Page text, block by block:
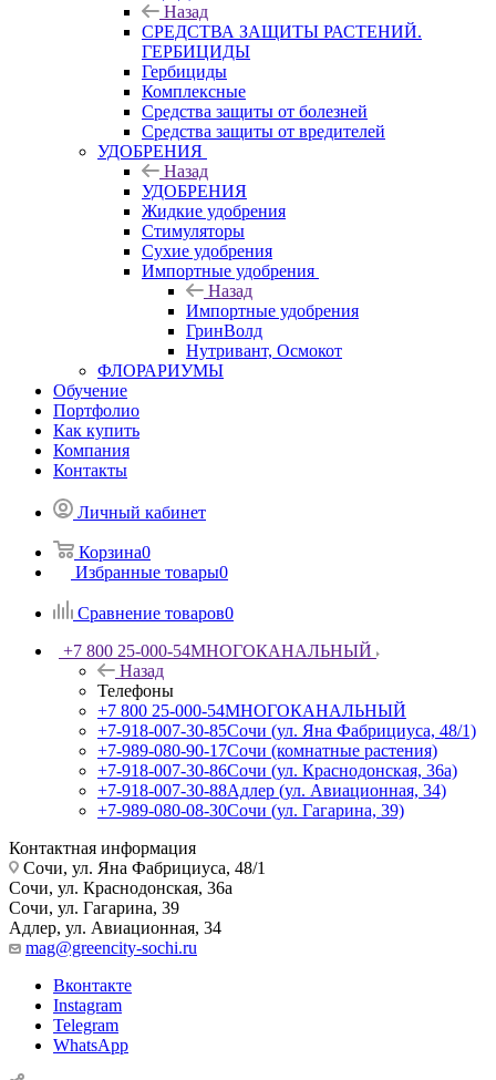
Назад
СРЕДСТВА ЗАЩИТЫ РАСТЕНИЙ.
ГЕРБИЦИДЫ
Гербициды
Комплексные
Средства защиты от болезней
Средства защиты от вредителей
УДОБРЕНИЯ
Назад
УДОБРЕНИЯ
Жидкие удобрения
Стимуляторы
Сухие удобрения
Импортные удобрения
Назад
Импортные удобрения
ГринВолд
Нутривант, Осмокот
ФЛОРАРИУМЫ
Обучение
Портфолио
Как купить
Компания
Контакты
Личный кабинет
Корзина0
Избранные товары0
Сравнение товаров0
+7 800 25-000-54МНОГОКАНАЛЬНЫЙ
Назад
Телефоны
+7 800 25-000-54МНОГОКАНАЛЬНЫЙ
+7-918-007-30-85Сочи (ул. Яна Фабрициуса, 48/1)
+7-989-080-90-17Сочи (комнатные растения)
+7-918-007-30-86Сочи (ул. Краснодонская, 36а)
+7-918-007-30-88Адлер (ул. Авиационная, 34)
+7-989-080-08-30Сочи (ул. Гагарина, 39)
Контактная информация
Сочи, ул. Яна Фабрициуса, 48/1
Сочи, ул. Краснодонская, 36а
Сочи, ул. Гагарина, 39
Адлер, ул. Авиационная, 34
mag@greencity-sochi.ru
Вконтакте
Instagram
Telegram
WhatsApp